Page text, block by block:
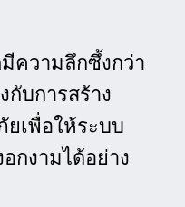
ความลึกซึ้งกว่า
กับการสร้าง
เพื่อให้ระบบ
กงามได้อย่าง